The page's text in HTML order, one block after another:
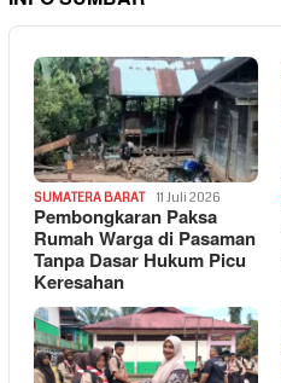
SUMATERA BARAT 11 Juli 2026
Pembongkaran Paksa
Rumah Warga di Pasaman
Tanpa Dasar Hukum Picu
Keresahan